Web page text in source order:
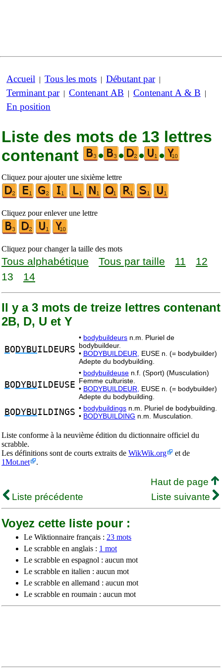
Accueil | Tous les mots | Débutant par|
Terminant par| Contenant AB | Contenant A & B |
En position
Liste des mots de 13 lettres
contenant
• • • •
Cliquez pour ajouter une sixième lettre
Cliquez pour enlever une lettre
Cliquez pour changer la taille des mots
Tous alphabétique Tous par taille 11
12
13
14
Il y a 3 mots de treize lettres contenant
2B, D, U et Y
BO DYBUILDEURS
• bodybuildeurs n.m. Pluriel de
bodybuildeur.
• BODYBUILDEUR,
EUSE n. (= bodybuilder)
Adepte du bodybuilding.
BO DYBUILDEUSE
• bodybuildeuse n.f. (Sport) (Musculation)
Femme culturiste.
• BODYBUILDEUR,
EUSE n. (= bodybuilder)
Adepte du bodybuilding.
BO DYBUILDINGS • bodybuildings n.m. Pluriel de bodybuilding.
• BODYBUILDING n.m. Musculation.
Liste conforme à la neuvième édition du dictionnaire officiel du
scrabble.
Les définitions sont de courts extraits de WikWik.org
et de
1Mot.net
.
Haut de page
Liste précédente
Liste suivante
Voyez cette liste pour :
Le Wiktionnaire français : 23 mots
Le scrabble en anglais : 1 mot
Le scrabble en espagnol : aucun mot
Le scrabble en italien : aucun mot
Le scrabble en allemand : aucun mot
Le scrabble en roumain : aucun mot